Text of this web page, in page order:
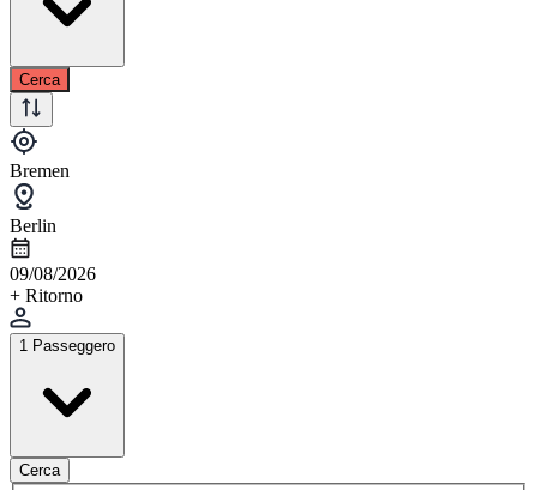
Cerca
Bremen
Berlin
09/08/2026
+ Ritorno
1 Passeggero
Cerca